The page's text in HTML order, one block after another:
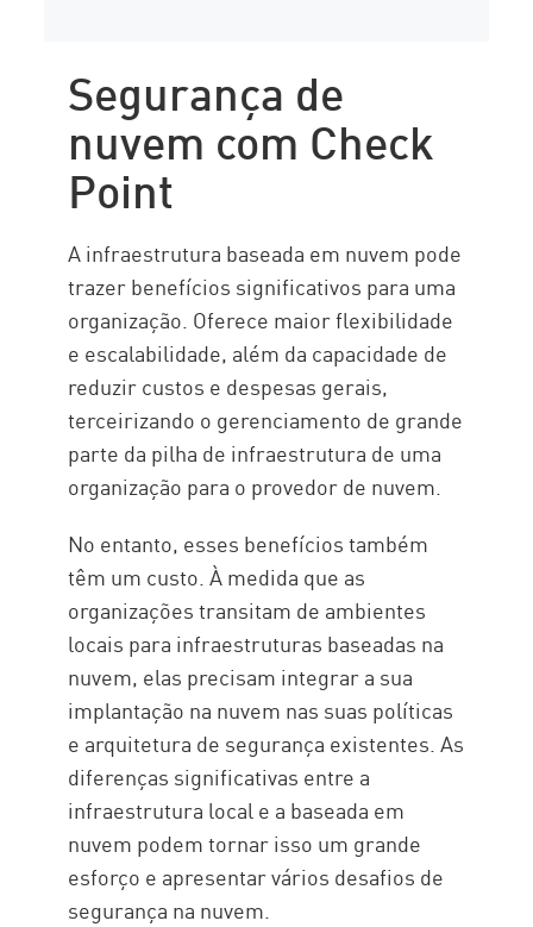
Segurança de
nuvem com Check
Point
A infraestrutura baseada em nuvem pode
trazer benefícios significativos para uma
organização. Oferece maior flexibilidade
e escalabilidade, além da capacidade de
reduzir custos e despesas gerais,
terceirizando o gerenciamento de grande
parte da pilha de infraestrutura de uma
organização para o provedor de nuvem.
No entanto, esses benefícios também
têm um custo. À medida que as
organizações transitam de ambientes
locais para infraestruturas baseadas na
nuvem, elas precisam integrar a sua
implantação na nuvem nas suas políticas
e arquitetura de segurança existentes. As
diferenças significativas entre a
infraestrutura local e a baseada em
nuvem podem tornar isso um grande
esforço e apresentar vários desafios de
segurança na nuvem.